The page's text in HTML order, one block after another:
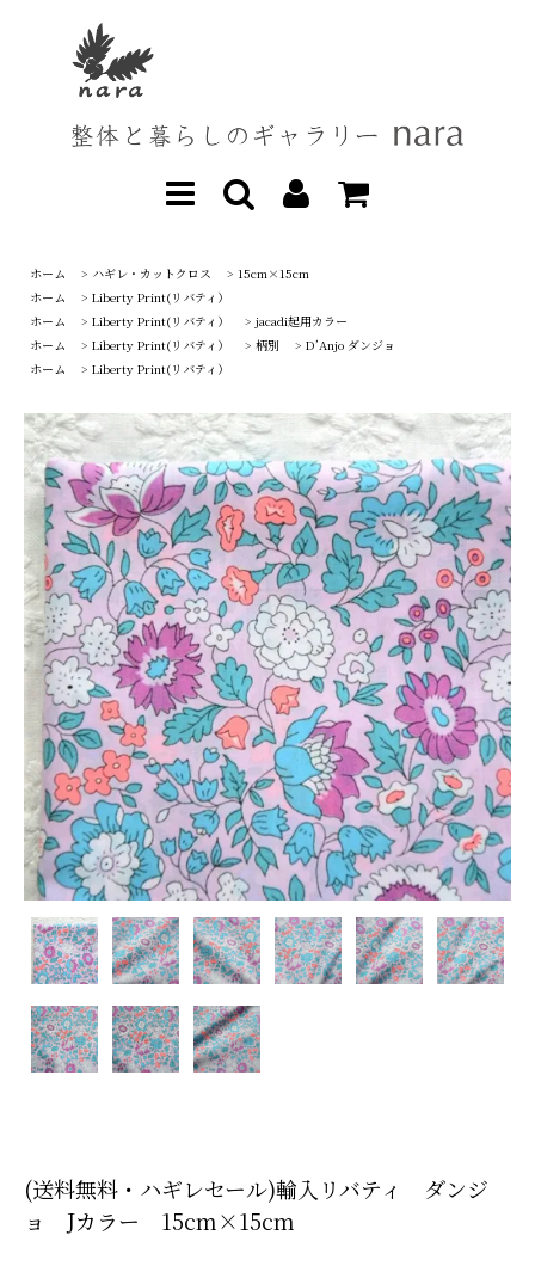
ホーム > ハギレ・カットクロス > 15cm×15cm
ホーム
> Liberty Print(リバティ）
ホーム
> Liberty Print(リバティ） > jacadi起用カラー
ホーム
> Liberty Print(リバティ） > 柄別 > D’Anjo ダンジョ
ホーム
> Liberty Print(リバティ）
(送料無料・ハギレセール)輸入リバティ ダンジ
ョ Jカラー 15cm×15cm